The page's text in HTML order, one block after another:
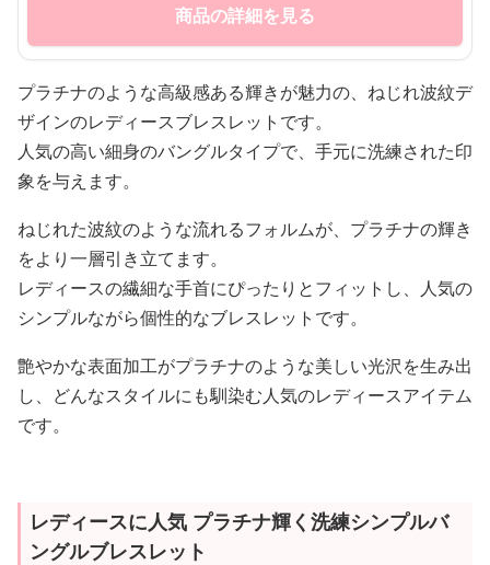
商品の詳細を見る
プラチナのような高級感ある輝きが魅力の、ねじれ波紋デ
ザインのレディースブレスレットです。
人気の高い細身のバングルタイプで、手元に洗練された印
象を与えます。
ねじれた波紋のような流れるフォルムが、プラチナの輝き
をより一層引き立てます。
レディースの繊細な手首にぴったりとフィットし、人気の
シンプルながら個性的なブレスレットです。
艶やかな表面加工がプラチナのような美しい光沢を生み出
し、どんなスタイルにも馴染む人気のレディースアイテム
です。
レディースに人気 プラチナ輝く洗練シンプルバ
ングルブレスレット